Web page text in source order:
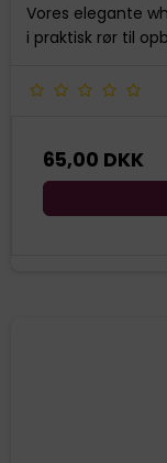
Vores elegante
i praktisk rør til
65,00 DKK